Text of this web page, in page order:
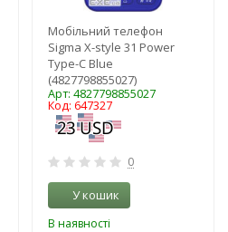
Мобільний телефон
Sigma X-style 31 Power
Type-C Blue
(4827798855027)
Арт: 4827798855027
Код: 647327
0
У кошик
В наявності